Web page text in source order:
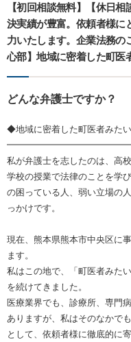
【初回相談無料】【休日
決実績が豊富。依頼者様に
力いたします。企業法務の
心部】地域に密着した町医
どんな弁護士ですか？
◆地域に密着した町医者みた
私が弁護士を志したのは、高校
学校の授業で法律のことを学
の困っている人、弱い立場の
っかけです。
現在、熊本県熊本市中央区に
ます。
私はこの地で、「町医者みた
を続けてきました。
医療業界でも、診療所、専門
ありますが、私はそのなかで
として、依頼者様に徹底的に